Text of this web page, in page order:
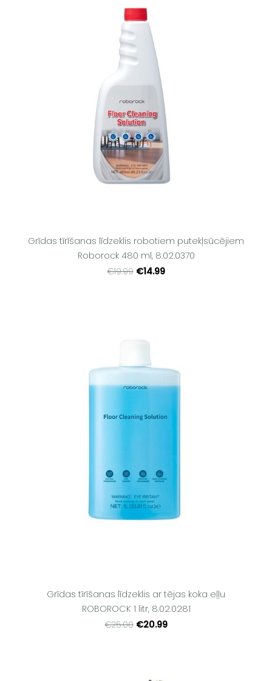
Grīdas tīrīšanas līdzeklis robotiem putekļsūcējiem
Roborock 480 ml, 8.02.0370
€19.99 €14.99
Grīdas tīrīšanas līdzeklis ar tējas koka eļļu
ROBOROCK 1 litr, 8.02.0281
€25.00 €20.99